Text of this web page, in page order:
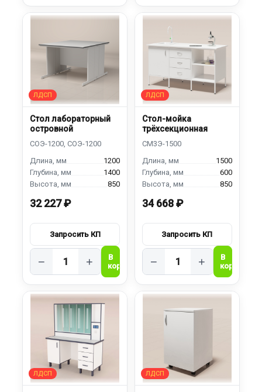
Стол лабораторный
островной
1200
1400
850
32 227 ₽
− +
Стол-мойка
трёхсекционная
1500
600
850
34 668 ₽
− +